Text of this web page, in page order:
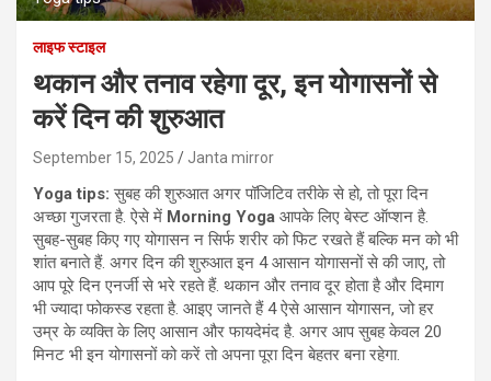
लाइफ स्टाइल
थकान और तनाव रहेगा दूर, इन योगासनों से
करें दिन की शुरुआत
September 15, 2025 Janta mirror
Yoga tips:सुबह की शुरुआत अगर पॉजिटिव तरीके से हो, तो पूरा दिन
अच्छा गुजरता है. ऐसे में Morning Yoga आपके लिए बेस्ट ऑप्शन है.
सुबह-सुबह किए गए योगासन न सिर्फ शरीर को फिट रखते हैं बल्कि मन को भी
शांत बनाते हैं. अगर दिन की शुरुआत इन 4 आसान योगासनों से की जाए, तो
आप पूरे दिन एनर्जी से भरे रहते हैं. थकान और तनाव दूर होता है और दिमाग
भी ज्यादा फोकस्ड रहता है. आइए जानते हैं 4 ऐसे आसान योगासन, जो हर
उम्र के व्यक्ति के लिए आसान और फायदेमंद है. अगर आप सुबह केवल 20
मिनट भी इन योगासनों को करें तो अपना पूरा दिन बेहतर बना रहेगा.